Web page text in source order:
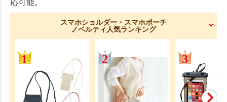
応可能。
スマホショルダー・スマホポーチ
ノベルティ人気ランキング